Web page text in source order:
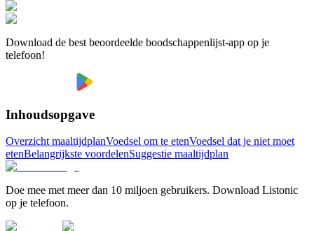
Download de best beoordeelde boodschappenlijst-app op je
telefoon!
Inhoudsopgave
Overzicht maaltijdplanVoedsel om te etenVoedsel dat je niet moet
etenBelangrijkste voordelenSuggestie maaltijdplan
Doe mee met meer dan 10 miljoen gebruikers. Download Listonic
op je telefoon.